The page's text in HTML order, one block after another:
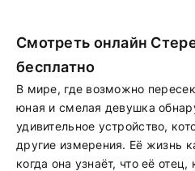
Смотреть онлайн
бесплатно
В мире, где возможно
юная и смелая девушка
удивительное устройство,
другие измерения. Её жизнь
когда она узнаёт, что её отец,